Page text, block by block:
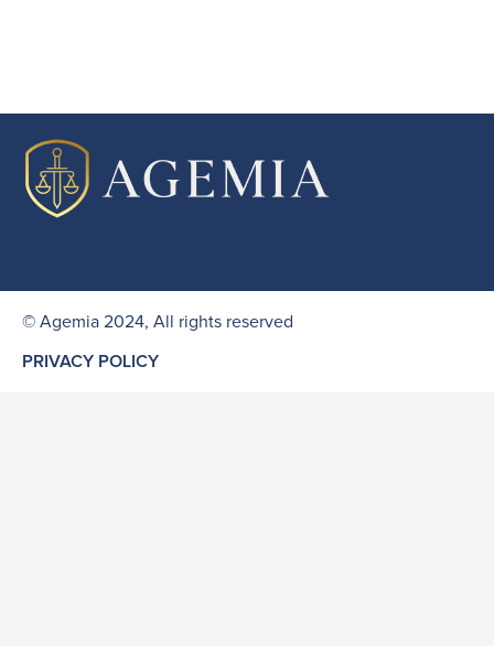
© Agemia 2024, All rights reserved
PRIVACY POLICY